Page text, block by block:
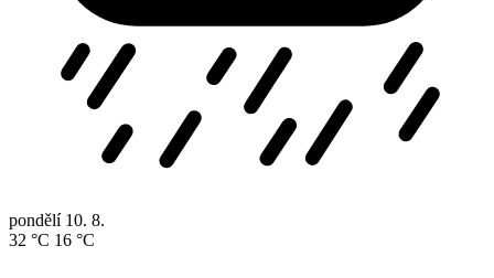
pondělí 10. 8.
32 °C 16 °C